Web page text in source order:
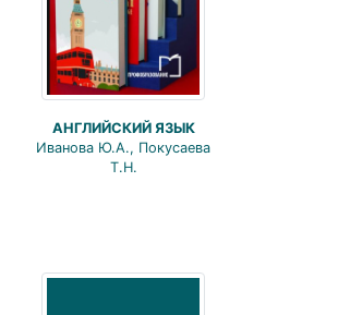
АНГЛИЙСКИЙ ЯЗЫК
Иванова Ю.А., Покусаева
Т.Н.